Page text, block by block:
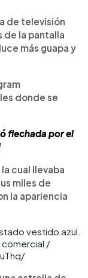
de televisión
de la pantalla
más guapa y
donde se
flechada por el
cual llevaba
miles de
la apariencia
vestido azul.
comercial /